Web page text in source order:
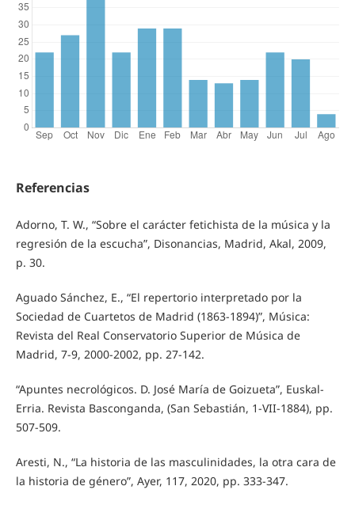
Referencias
Adorno, T. W., “Sobre el carácter fetichista de la música y la
regresión de la escucha”, Disonancias, Madrid, Akal, 2009,
p. 30.
Aguado Sánchez, E., “El repertorio interpretado por la
Sociedad de Cuartetos de Madrid (1863-1894)”, Música:
Revista del Real Conservatorio Superior de Música de
Madrid, 7-9, 2000-2002, pp. 27-142.
“Apuntes necrológicos. D. José María de Goizueta”, Euskal-
Erria. Revista Basconganda, (San Sebastián, 1-VII-1884), pp.
507-509.
Aresti, N., “La historia de las masculinidades, la otra cara de
la historia de género”, Ayer, 117, 2020, pp. 333-347.